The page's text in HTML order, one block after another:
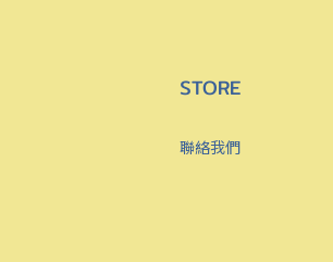
STORE
聯絡我們